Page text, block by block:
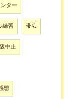
ター
練習 帯広
中止
想